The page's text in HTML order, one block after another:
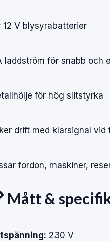
12 V blysyra­batterier
laddström för snabb och
för hög slitstyrka
drift med klarsignal vid
fordon, maskiner,
Mått &
230 V